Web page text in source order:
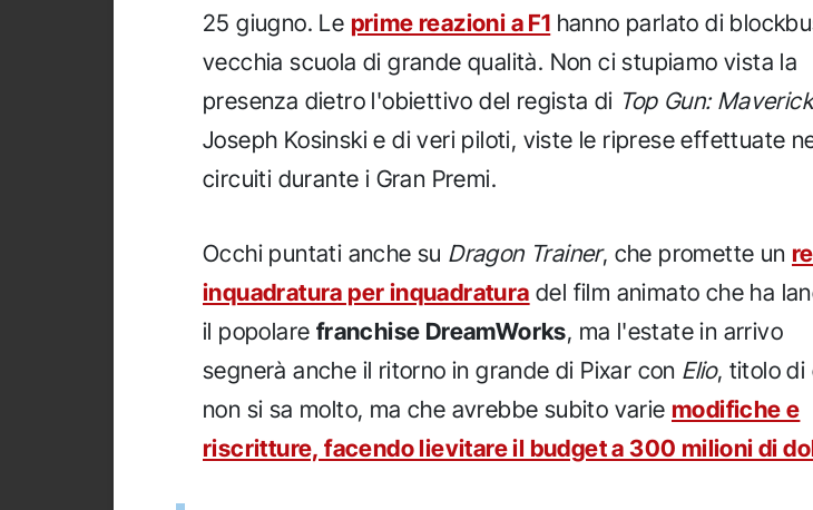
25 giugno. Le prime reazioni a F1 hanno parlato di
vecchia scuola di grande qualità. Non ci stupiamo vista la
presenza dietro l'obiettivo del regista di Top Gun: Maverick
Joseph Kosinski e di veri piloti, viste le riprese effettuate
circuiti durante i Gran Premi.
Occhi puntati anche su Dragon Trainer, che promette un
inquadratura per inquadratura del film animato che ha
il popolare franchise DreamWorks, ma l'estate in arrivo
segnerà anche il ritorno in grande di Pixar con Elio, titolo di
non si sa molto, ma che avrebbe subito varie modifiche e
riscritture, facendo lievitare il budget a 300 milioni di